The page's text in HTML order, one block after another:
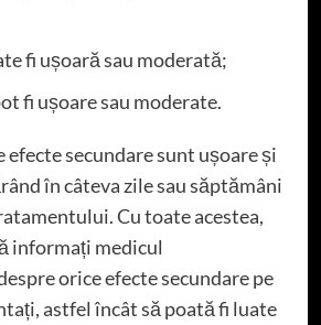
fi ușoară sau moderată;
fi ușoare sau moderate.
efecte secundare sunt ușoare și
în câteva zile sau săptămâni
Cu toate acestea,
informați medicul
orice efecte secundare pe
astfel încât să poată fi luate